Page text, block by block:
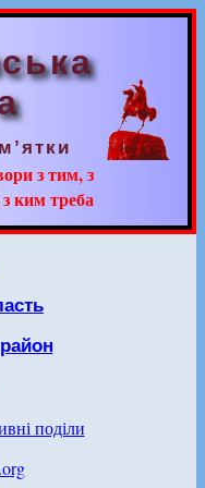
з тим, з
ким треба
поділи